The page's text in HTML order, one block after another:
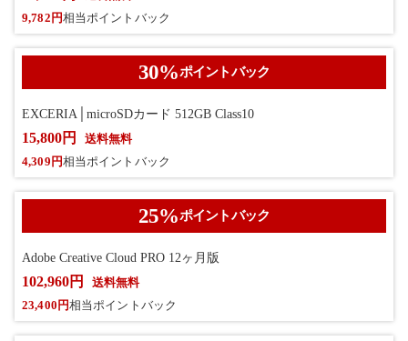
9,782円相当ポイントバック
30%ポイントバック
EXCERIA│microSDカード 512GB Class10
15,800円
送料無料
4,309円相当ポイントバック
25%ポイントバック
Adobe Creative Cloud PRO 12ヶ月版
102,960円
送料無料
23,400円相当ポイントバック